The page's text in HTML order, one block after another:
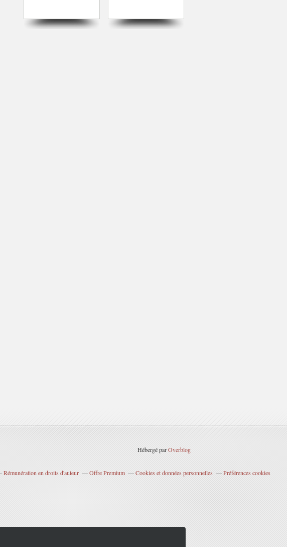
Hébergé parOverblog
Rémunération en droits d'auteur Offre Premium Cookies et données personnelles Préférences cookies